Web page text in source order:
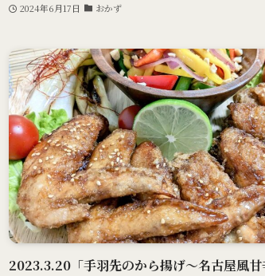
2024年6月17日 おかず
2023.3.20「手羽先のから揚げ～名古屋風甘